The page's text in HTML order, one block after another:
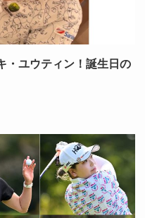
・ユウティン！誕生日の